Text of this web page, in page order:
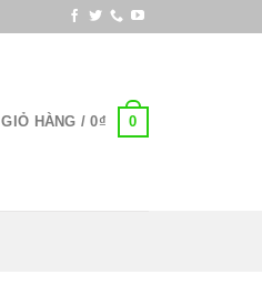
GIỎ HÀNG /0₫ 0